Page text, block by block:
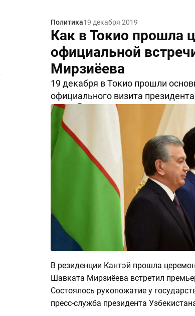
Политика19 декабря 2019
Как в Токио прошла
официальной
Мирзиёева
19 декабря в Токио прошли
официального визита
3500
В резиденции Кантэй прошла
Шавката Мирзиёева встретил
Состоялось рукопожатие у
пресс-служба президента